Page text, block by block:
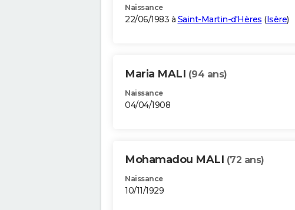
Naissance
22/06/1983 à Saint-Martin-d'Hères (Isère)
Maria MALI (94 ans)
Naissance
04/04/1908
Mohamadou MALI (72 ans)
Naissance
10/11/1929